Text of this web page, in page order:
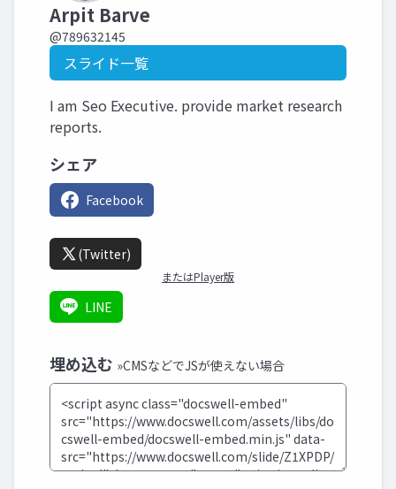
Arpit Barve
@789632145
スライド一覧
I am Seo Executive. provide market research
reports.
シェア
Facebook
(Twitter)
またはPlayer版
LINE
埋め込む »CMSなどでJSが使えない場合